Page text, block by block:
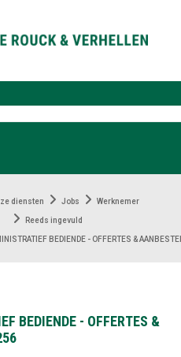
diensten Jobs Werknemer
Reeds ingevuld
BEDIENDE - OFFERTES &
BEDIENDE - OFFERTES &